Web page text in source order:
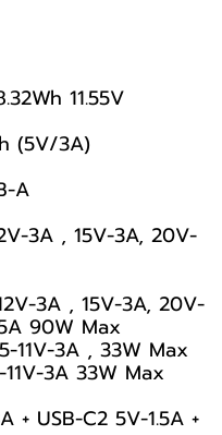
11.55V
(5V/3A)
A
3A , 15V-3A, 20V-
3A , 15V-3A, 20V-
90W Max
11V-3A , 33W Max
3A 33W Max
+ USB-C2 5V-1.5A +